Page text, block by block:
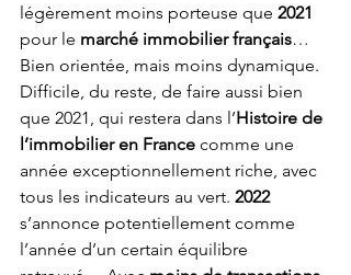
légèrement moins porteuse que 2021
pour le marché immobilier français…
Bien orientée, mais moins dynamique.
Difficile, du reste, de faire aussi bien
que 2021, qui restera dans l’Histoire de
l’immobilier en France comme une
année exceptionnellement riche, avec
tous les indicateurs au vert. 2022
s’annonce potentiellement comme
l’année d’un certain équilibre